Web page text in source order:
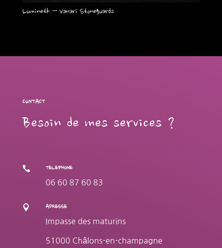
Lumineth – Vanari Stoneguards
CONTACT
Besoin de mes services ?
 TELEPHONE
06 60 87 60 83
 ADRESSE
Impasse des maturins
51000 Châlons-en-champagne